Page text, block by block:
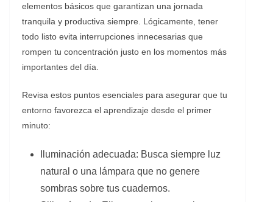
elementos básicos que garantizan una jornada
tranquila y productiva siempre. Lógicamente, tener
todo listo evita interrupciones innecesarias que
rompen tu concentración justo en los momentos más
importantes del día.
​Revisa estos puntos esenciales para asegurar que tu
entorno favorezca el aprendizaje desde el primer
minuto:
​Iluminación adecuada: Busca siempre luz
natural o una lámpara que no genere
sombras sobre tus cuadernos.